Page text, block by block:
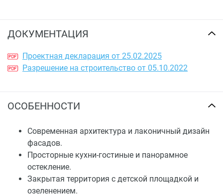
ДОКУМЕНТАЦИЯ
Проектная декларация от 25.02.2025
Разрешение на строительство от 05.10.2022
ОСОБЕННОСТИ
Современная архитектура и лаконичный дизайн
фасадов.
Просторные кухни-гостиные и панорамное
остекление.
Закрытая территория с детской площадкой и
озеленением.